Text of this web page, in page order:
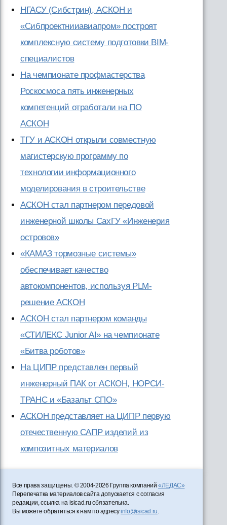
НГАСУ (Сибстрин), АСКОН и
«Сибпроектнииавиапром» построят
комплексную систему подготовки BIM-
специалистов
На чемпионате профмастерства
Роскосмоса пять инженерных
компетенций отработали на ПО
АСКОН
ТГУ и АСКОН открыли совместную
магистерскую программу по
технологии информационного
моделирования в строительстве
АСКОН стал партнером передовой
инженерной школы СахГУ «Инженерия
островов»
«КАМАЗ тормозные системы»
обеспечивает качество
автокомпонентов, используя PLM-
решение АСКОН
АСКОН стал партнером команды
«СТИЛЕКС Junior AI» на чемпионате
«Битва роботов»
На ЦИПР представлен первый
инженерный ПАК от АСКОН, НОРСИ-
ТРАНС и «Базальт СПО»
АСКОН представляет на ЦИПР первую
отечественную САПР изделий из
композитных материалов
Все права защищены. © 2004-2026 Группа компаний«ЛЕДАС»
Перепечатка материалов сайта допускается с согласия
редакции, ссылка на isicad.ru обязательна.
Вы можете обратиться к нам по адресуinfo@isicad.ru